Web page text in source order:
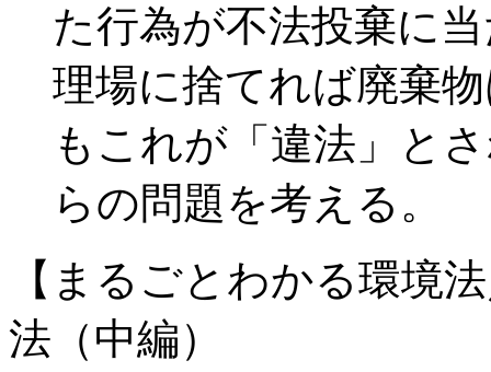
た行為が不法投棄に
理場に捨てれば廃棄
もこれが「違法」と
らの問題を考える。
【まるごとわかる環境
法（中編）